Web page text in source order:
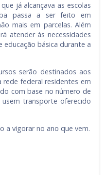
já alcançava as escolas
passa a ser feito em
mais em parcelas. Além
atender às necessidades
básica durante a
serão destinados aos
rede federal residentes em
com base no número de
transporte oferecido
a vigorar no ano que vem.